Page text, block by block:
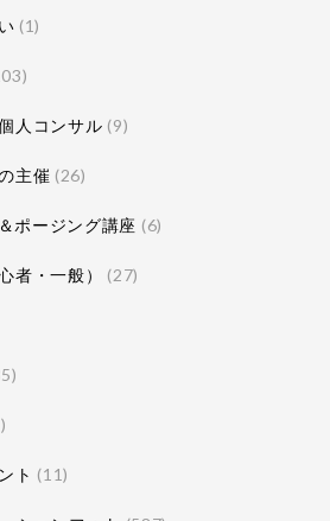
(1)
人コンサル (9)
主催 (26)
ポージング講座 (6)
者・一般） (27)
ト (11)